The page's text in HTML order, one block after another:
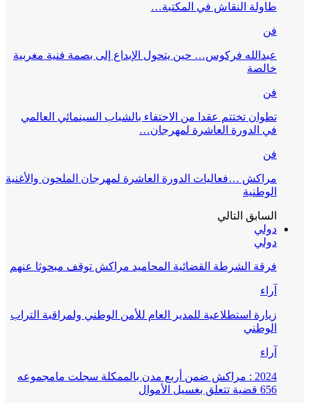
طاولة النقاش في المكتبة…
فن
عبدالله فركوس… حين يتحول الإبداع إلى بصمة فنية مغربية
خالصة
فن
تطوان تختتم عقدا من الاحتفاء بالشباب السينمائي العالمي
في الدورة العاشرة لمهرجان…
فن
مراكش …فعاليات الدورة العاشرة لمهرجان الملحون والأغنية
الوطنية
السابق التالي
دولي
دولي
فرقة الشرطة القضائية المحاميد مراكش توقف مبحوثا عنهم
آراء
زيارة استطلاعية للمدير العام للأمن الوطني ولمراقبة التراب
الوطني
آراء
2024 : مراكش ضمن أربع مدن بالممكلة سجلت مامجموعه
656 قضية تتعلق بغسيل الأموال